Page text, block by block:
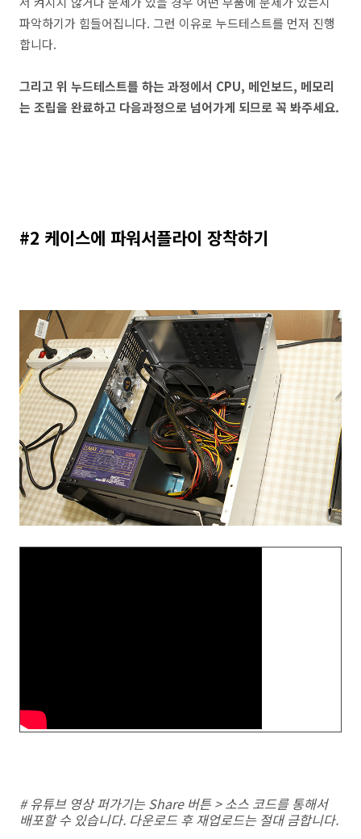
파악하기가 힘들어집니다. 그런 이유로 누드테스트를 먼저 진행
합니다.
그리고 위 누드테스트를 하는 과정에서 CPU, 메인보드, 메모리
는 조립을 완료하고 다음과정으로 넘어가게 되므로 꼭 봐주세요.
#2 케이스에 파워서플라이 장착하기
# 유튜브 영상 퍼가기는 Share 버튼 > 소스 코드를 통해서
배포할 수 있습니다. 다운로드 후 재업로드는 절대 금합니다.